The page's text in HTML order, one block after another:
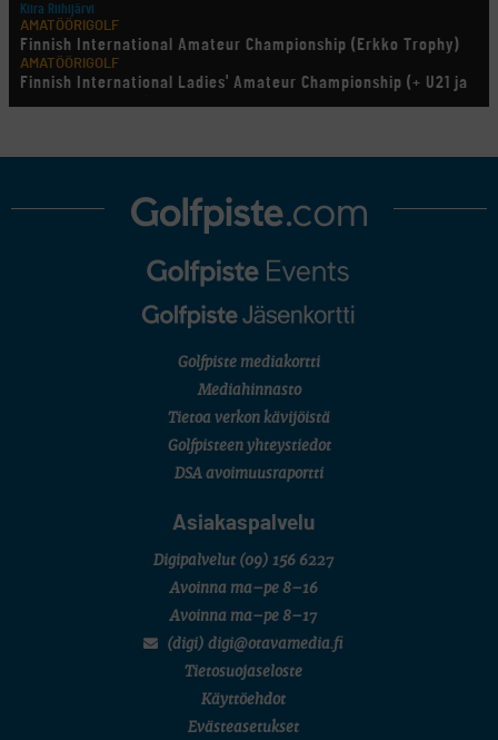
Kiira Riihijärvi
AMATÖÖRIGOLF
Finnish International Amateur Championship (Erkko Trophy)
AMATÖÖRIGOLF
Finnish International Ladies' Amateur Championship (+ U21 ja
U18/FJT/Aulanko)
LEGENDS TOUR
U.S. Women's Amateur Championship
Eeli Krankka, Lionel Mutikainen
Kivitippu Classic Invitational 2026
SM-reikäpeli (M50/Kymen Golf)
7 (U18 ja U21/pojat/Tahko)
Golfpiste mediakortti
Mediahinnasto
Tietoa verkon kävijöistä
Golfpisteen yhteystiedot
DSA avoimuusraportti
Asiakaspalvelu
Digipalvelut (09) 156 6227
Avoinna ma–pe 8–16
Avoinna ma–pe 8–17
(digi) digi@otavamedia.fi
Tietosuojaseloste
Käyttöehdot
Evästeasetukset